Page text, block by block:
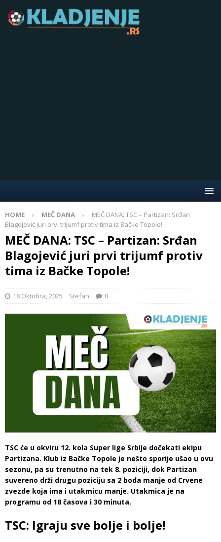
HOME MEČ DANA
MEČ DANA: TSC – Partizan: Srđan
Blagojević juri prvi trijumf protiv tima iz Bačke Topole!
MEČ DANA: TSC – Partizan: Srđan
Blagojević juri prvi trijumf protiv
tima iz Bačke Topole!
18 Oktobra, 2025 Stefan 0
TSC će u okviru 12. kola Super lige Srbije dočekati ekipu
Partizana. Klub iz Bačke Topole je nešto sporije ušao u ovu
sezonu, pa su trenutno na tek 8. poziciji, dok Partizan
suvereno drži drugu poziciju sa 2 boda manje od Crvene
zvezde koja ima i utakmicu manje. Utakmica je na
programu od 18 časova i 30 minuta.
TSC: Igraju sve bolje i bolje!